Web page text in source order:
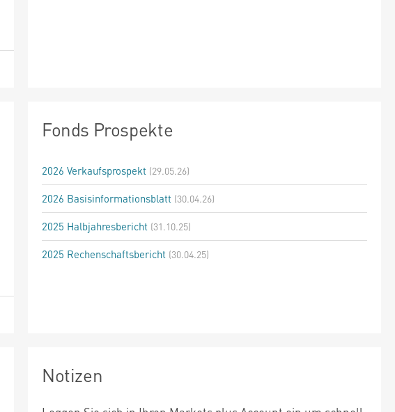
Fonds Prospekte
2026 Verkaufsprospekt (29.05.26)
2026 Basisinformationsblatt (30.04.26)
2025 Halbjahresbericht (31.10.25)
2025 Rechenschaftsbericht (30.04.25)
Notizen